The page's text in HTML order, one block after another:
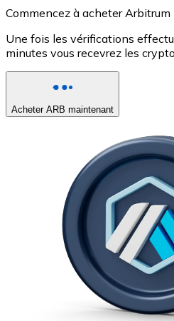
Commencez à acheter Arbitrum
Une fois les vérifications
minutes vous recevrez les
Acheter ARB maintenant